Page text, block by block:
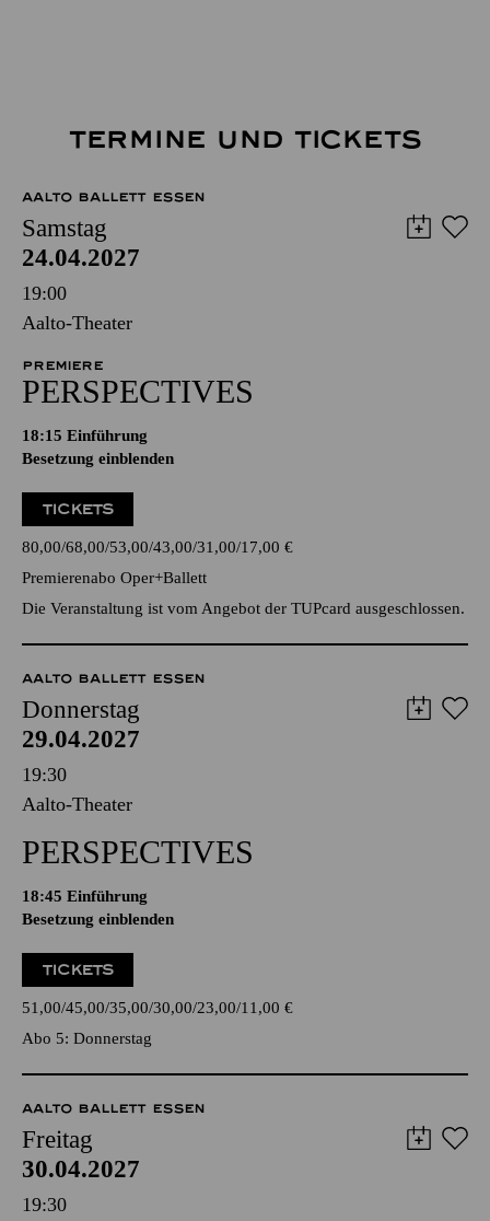
TERMINE UND TICKETS
AALTO BALLETT ESSEN
Samstag
24.04.2027
19:00
Aalto-Theater
PREMIERE
PERSPECTIVES
18:15 Einführung
Besetzung einblenden
TICKETS
80,00 68,00 53,00 43,00 31,00 17,00 €
Premierenabo Oper+Ballett
Die Veranstaltung ist vom Angebot der TUPcard ausgeschlossen.
AALTO BALLETT ESSEN
Donnerstag
29.04.2027
19:30
Aalto-Theater
PERSPECTIVES
18:45 Einführung
Besetzung einblenden
TICKETS
51,00 45,00 35,00 30,00 23,00 11,00 €
Abo 5: Donnerstag
AALTO BALLETT ESSEN
Freitag
30.04.2027
19:30